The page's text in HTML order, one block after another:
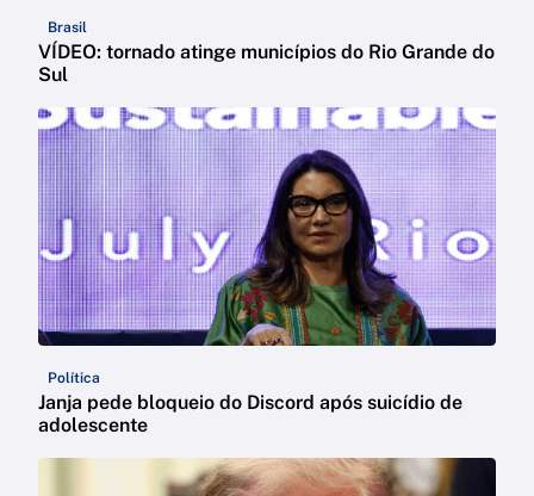
Brasil
VÍDEO: tornado atinge municípios do Rio Grande do
Sul
Política
Janja pede bloqueio do Discord após suicídio de
adolescente